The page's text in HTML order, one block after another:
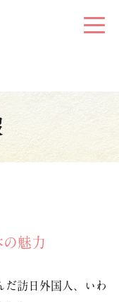
魅力
訪日外国人、いわ